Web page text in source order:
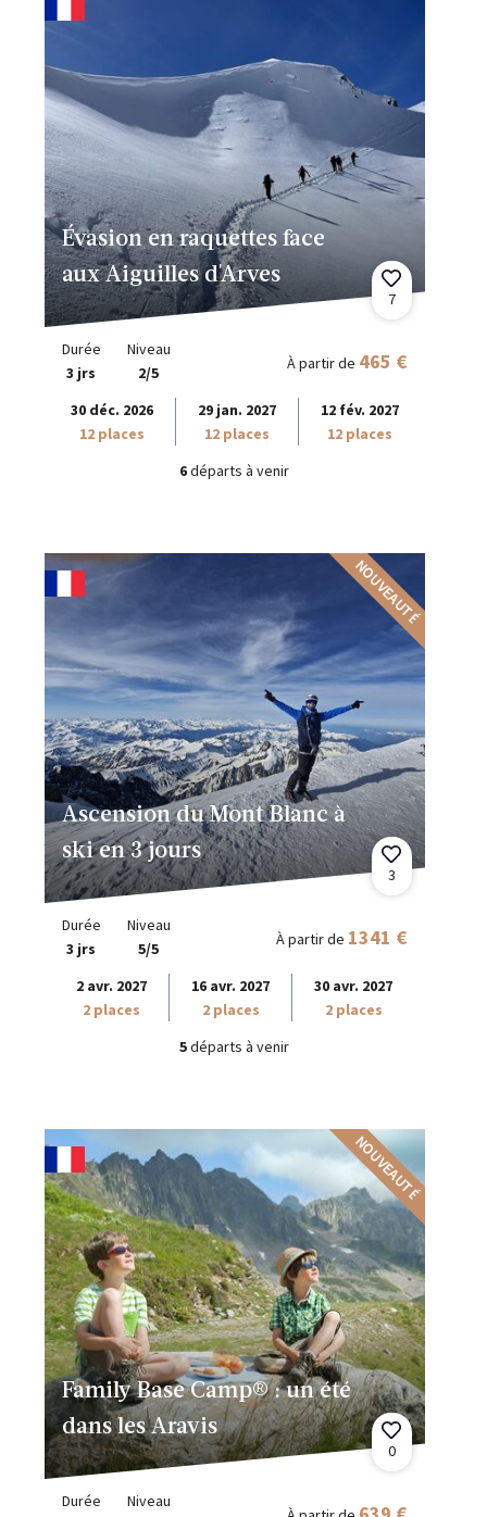
Évasion en raquettes face
aux Aiguilles d'Arves
7
Durée
3 jrs
Niveau
2/5
À partir de 465 €
30 déc. 2026
12 places
29 jan. 2027
12 places
12 fév. 2027
12 places
6départs à venir
NOUVEAUTÉ
Ascension du Mont Blanc à
ski en 3 jours
3
Durée
3 jrs
Niveau
5/5
À partir de 1341 €
2 avr. 2027
2 places
16 avr. 2027
2 places
30 avr. 2027
2 places
5départs à venir
NOUVEAUTÉ
Family Base Camp® : un été
dans les Aravis
0
Durée
Niveau